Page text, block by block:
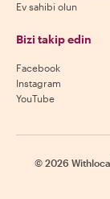
Ev sahibi olun
Bizi takip edin
Facebook
Instagram
YouTube
© 2026